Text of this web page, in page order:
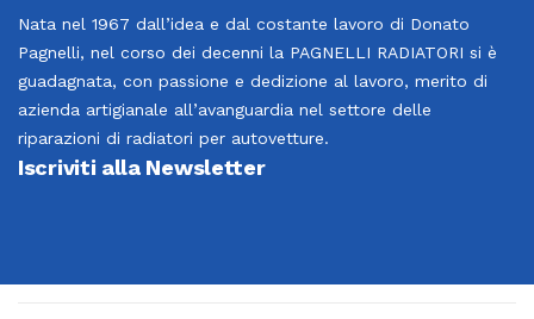
Nata nel 1967 dall’idea e dal costante lavoro di Donato
Pagnelli, nel corso dei decenni la PAGNELLI RADIATORI si è
guadagnata, con passione e dedizione al lavoro, merito di
azienda artigianale all’avanguardia nel settore delle
riparazioni di radiatori per autovetture.
Iscriviti alla Newsletter